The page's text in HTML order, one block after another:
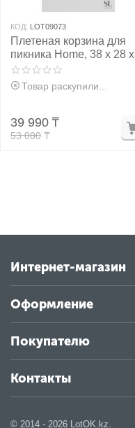
КОД: LOT09073
Плетеная корзина для
пикника Home, 38 х 28 х
18 см
Товар раскупили...
53 000 ₸
39 990 ₸
Интернет-магазин
Оформление
Покупателю
Контакты
© 2014 - 2026 LotOK.kz.